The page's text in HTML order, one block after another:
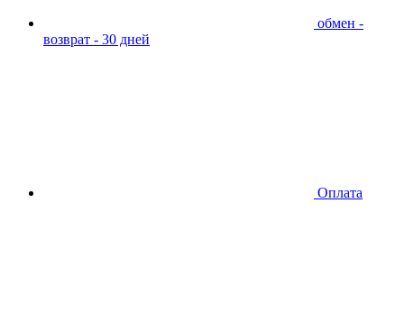
обмен -
возврат - 30 дней
Оплата